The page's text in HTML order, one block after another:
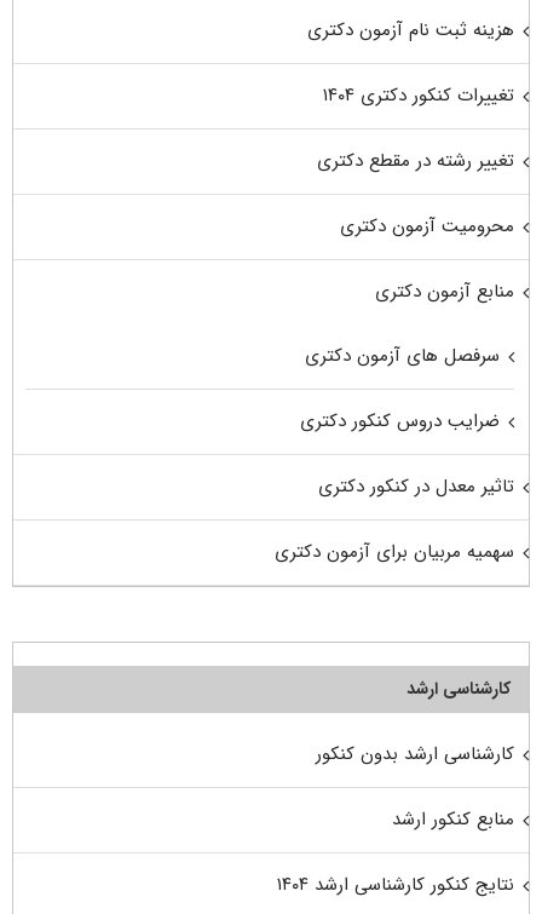
هزینه ثبت نام آزمون دکتری
تغییرات کنکور دکتری ۱۴۰۴
تغییر رشته در مقطع دکتری
محرومیت آزمون دکتری
منابع آزمون دکتری
سرفصل های آزمون دکتری
ضرایب دروس کنکور دکتری
تاثیر معدل در کنکور دکتری
سهمیه مربیان برای آزمون دکتری
کارشناسی ارشد
کارشناسی ارشد بدون کنکور
منابع کنکور ارشد
نتایج کنکور کارشناسی ارشد ۱۴۰۴